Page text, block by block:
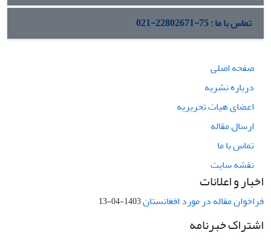
تماس با ما : 75-22802671-021
صفحه اصلی
درباره نشریه
اعضای هیات تحریریه
ارسال مقاله
تماس با ما
نقشه سایت
اخبار و اعلانات
فراخوان مقاله در مورد افغانستان1403-04-13
اشتراک خبرنامه